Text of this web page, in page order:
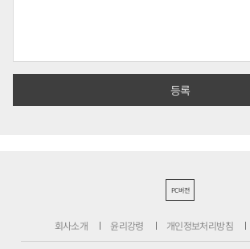
PC버전
회사소개 윤리강령 개인정보처리방침